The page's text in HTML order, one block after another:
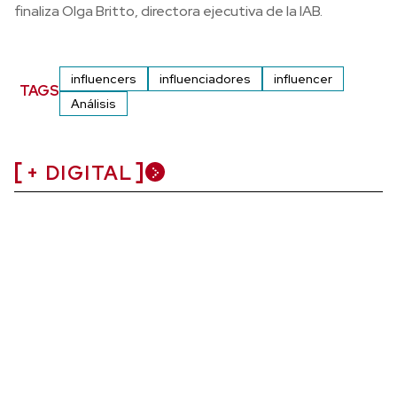
finaliza Olga Britto, directora ejecutiva de la IAB.
TAGS
influencers influenciadores
influencer
Análisis
+ DIGITAL